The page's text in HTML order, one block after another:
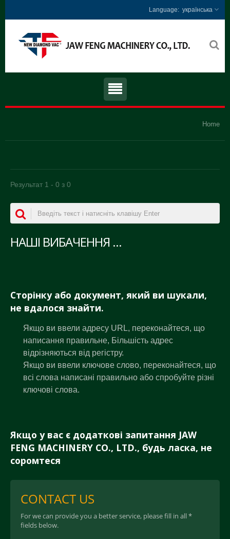
українська
Home
Результат 1 - 0 з 0
НАШІ ВИБАЧЕННЯ ...
Сторінку або документ, який ви шукали,
не вдалося знайти.
Якщо ви ввели адресу URL, переконайтеся, що
написання правильне, Більшість адрес
відрізняються від регістру.
Якщо ви ввели ключове слово, переконайтеся, що
всі слова написані правильно або спробуйте різні
ключові слова.
Якщо у вас є додаткові запитання JAW
FENG MACHINERY CO., LTD., будь ласка, не
соромтеся